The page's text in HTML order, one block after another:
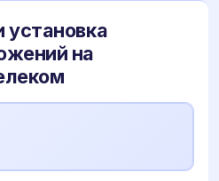
установка
на